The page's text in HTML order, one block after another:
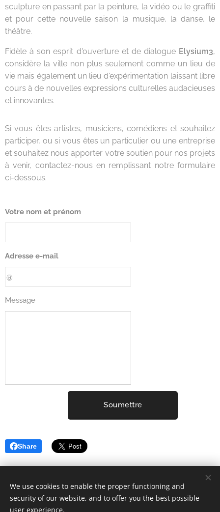
sculpture en passant par la peinture, la vidéo ou le graffiti
et pour cette nouvelle saison la musique, la danse, le
théâtre.
Fidèle à son esprit d'ouverture et de dialogue Elysium3,
considère la ville non plus seulement comme un lieu de
vie mais également un lieu d'expérimentation laissant libre
cours à de nouvelles expressions culturelles audacieuses
et innovantes.
Si vous êtes artistes, musiciens, comédiens et souhaitez
participer, ou si vous êtes un particulier ou une entreprise
et souhaitez nous apporter votre soutien pour nos projets
à venir, contactez-nous en remplissant notre formulaire
ci-dessous.
Votre nom et prénom
Adresse e-mail
Message
Soumettre
Share
We use cookies to enable the proper functioning and
security of our website, and to offer you the best possible
user experience.